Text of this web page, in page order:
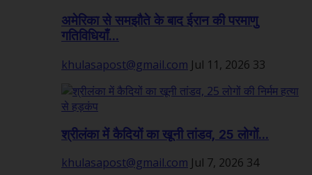
अमेरिका से समझौते के बाद ईरान की परमाणु
गतिविधियाँ...
khulasapost@gmail.com Jul 11, 2026 33
श्रीलंका में कैदियों का खूनी तांडव, 25 लोगों...
khulasapost@gmail.com Jul 7, 2026 34